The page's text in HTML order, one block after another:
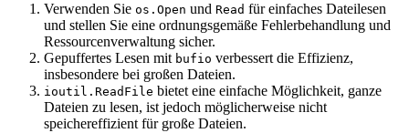
Verwenden Sie os.Open und Read für einfaches Dateilesen
und stellen Sie eine ordnungsgemäße Fehlerbehandlung und
Ressourcenverwaltung sicher.
Gepuffertes Lesen mit bufio verbessert die Effizienz,
insbesondere bei großen Dateien.
ioutil.ReadFile bietet eine einfache Möglichkeit, ganze
Dateien zu lesen, ist jedoch möglicherweise nicht
speichereffizient für große Dateien.